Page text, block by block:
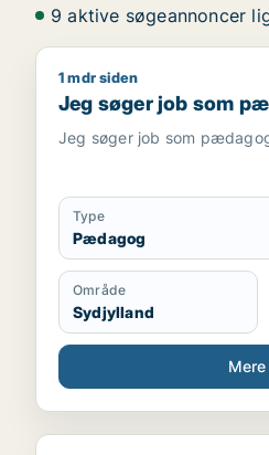
9 aktive søgeannoncer
Jeg søger job som
1 mdr siden
Jeg søger job som
Jeg søger job som
Type
Pædagog
Område
Sydjylland